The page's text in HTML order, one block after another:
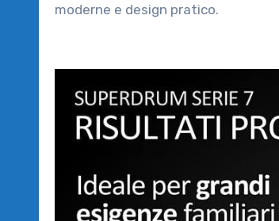
moderne e design pratico.